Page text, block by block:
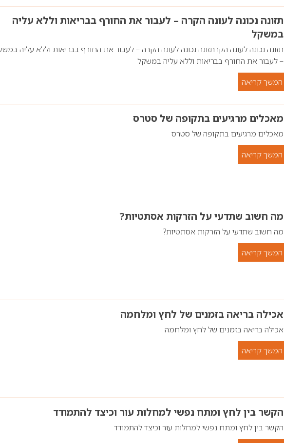
תזונה נכונה לעונה הקרה – לעבור את החורף בבריאות וללא עליה
במשקל
תזונה נכונה לעונה הקרתזונה נכונה לעונה הקרה – לעבור את החורף בבריאות וללא עליה
– לעבור את החורף בבריאות וללא עליה במשקל
המשך קריאה
מאכלים מרגיעים בתקופה של סטרס
מאכלים מרגיעים בתקופה של סטרס
המשך קריאה
מה חשוב שתדעי על הזרקות אסתטיות?
מה חשוב שתדעי על הזרקות אסתטיות?
המשך קריאה
אכילה בריאה בזמנים של לחץ ומלחמה
אכילה בריאה בזמנים של לחץ ומלחמה
המשך קריאה
הקשר בין לחץ ומתח נפשי למחלות עור וכיצד להתמודד
הקשר בין לחץ ומתח נפשי למחלות עור וכיצד להתמודד